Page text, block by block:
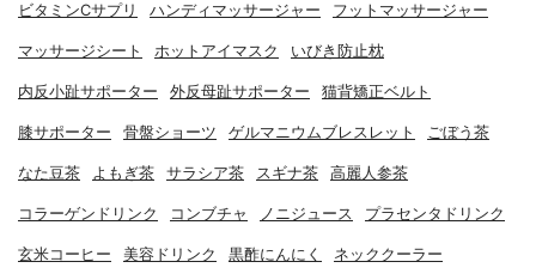
ビタミンCサプリ ハンディマッサージャー フットマッサージャー
マッサージシート ホットアイマスク いびき防止枕
内反小趾サポーター 外反母趾サポーター 猫背矯正ベルト
膝サポーター 骨盤ショーツ ゲルマニウムブレスレット ごぼう茶
なた豆茶 よもぎ茶 サラシア茶 スギナ茶 高麗人参茶
コラーゲンドリンク コンブチャ ノニジュース プラセンタドリンク
玄米コーヒー 美容ドリンク 黒酢にんにく ネッククーラー